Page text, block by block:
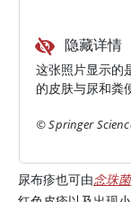
隐藏详情
这张照片显示的
的皮肤与尿和粪
© Springer
尿布疹也可由念珠菌